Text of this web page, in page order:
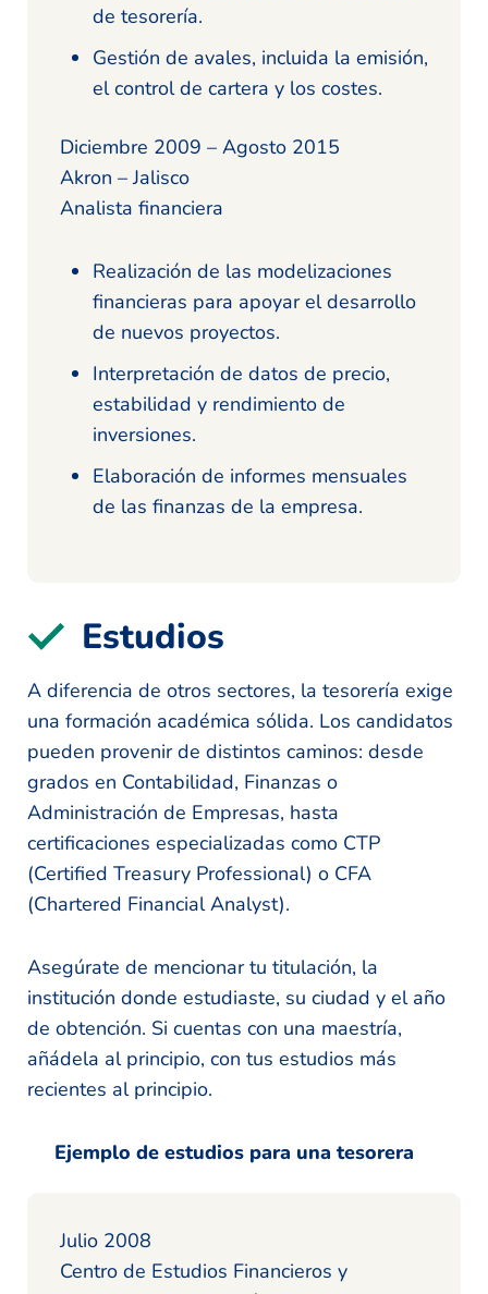
de tesorería.
Gestión de avales, incluida la emisión,
el control de cartera y los costes.
Diciembre 2009 – Agosto 2015
Akron – Jalisco
Analista financiera
Realización de las modelizaciones
financieras para apoyar el desarrollo
de nuevos proyectos.
Interpretación de datos de precio,
estabilidad y rendimiento de
inversiones.
Elaboración de informes mensuales
de las finanzas de la empresa.
Estudios
A diferencia de otros sectores, la tesorería exige
una formación académica sólida. Los candidatos
pueden provenir de distintos caminos: desde
grados en Contabilidad, Finanzas o
Administración de Empresas, hasta
certificaciones especializadas como CTP
(Certified Treasury Professional) o CFA
(Chartered Financial Analyst).
Asegúrate de mencionar tu titulación, la
institución donde estudiaste, su ciudad y el año
de obtención. Si cuentas con una maestría,
añádela al principio, con tus estudios más
recientes al principio.
Ejemplo de estudios para una tesorera
Julio 2008
Centro de Estudios Financieros y